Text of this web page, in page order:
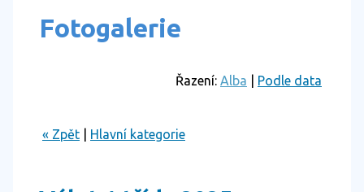
Fotogalerie
Řazení: Alba Podle data
« Zpět Hlavní kategorie